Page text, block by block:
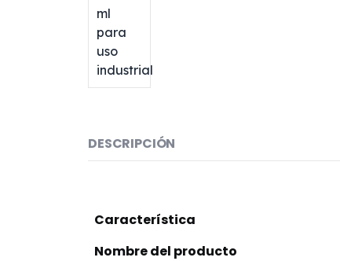
DESCRIPCIÓN
Característica
Nombre del producto